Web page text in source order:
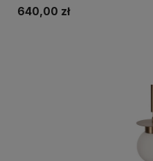
640,00 zł